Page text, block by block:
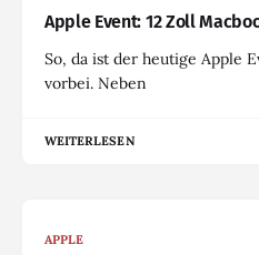
Apple Event: 12 Zoll
So, da ist der heutige Apple
vorbei. Neben
WEITERLESEN
APPLE